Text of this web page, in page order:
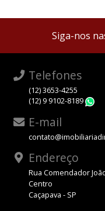
Siga-nos
Telefones
(12) 3653-4255
(12) 9 9102-8189
E-mail
Endereço
Rua Comendador
Centro
Caçapava - SP